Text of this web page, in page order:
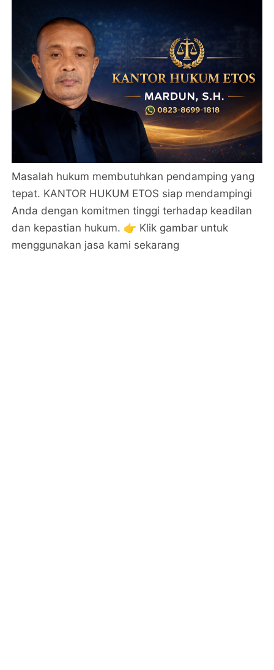
Masalah hukum membutuhkan pendamping yang
tepat. KANTOR HUKUM ETOS siap mendampingi
Anda dengan komitmen tinggi terhadap keadilan
dan kepastian hukum. 👉 Klik gambar untuk
menggunakan jasa kami sekarang